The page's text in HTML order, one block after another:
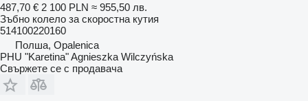
487,70 € 2 100 PLN ≈ 955,50 лв.
Зъбно колело за скоростна кутия
514100220160
Полша, Opalenica
PHU "Karetina" Agnieszka Wilczyńska
Свържете се с продавача